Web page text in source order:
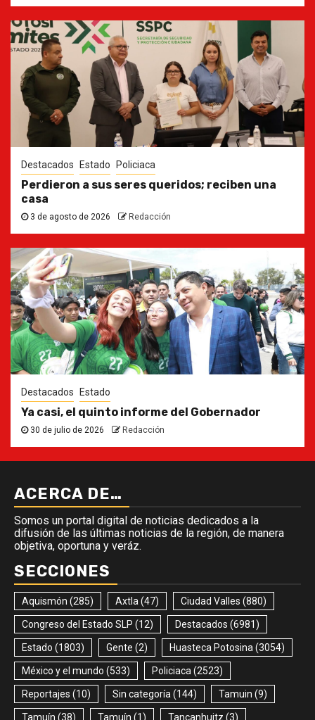
Destacados Estado Policiaca
Perdieron a sus seres queridos; reciben una
casa
3 de agosto de 2026 Redacción
Destacados Estado
Ya casi, el quinto informe del Gobernador
30 de julio de 2026 Redacción
ACERCA DE…
Somos un portal digital de noticias dedicados a la
difusión de las últimas noticias de la región, de manera
objetiva, oportuna y veráz.
SECCIONES
Aquismón (285) Axtla (47) Ciudad Valles (880)
Congreso del Estado SLP (12) Destacados (6981)
Estado (1803) Gente (2) Huasteca Potosina (3054)
México y el mundo (533) Policiaca (2523)
Reportajes (10) Sin categoría (144) Tamuin (9)
Tamuín (38) Tamuín (1) Tancanhuitz (3)